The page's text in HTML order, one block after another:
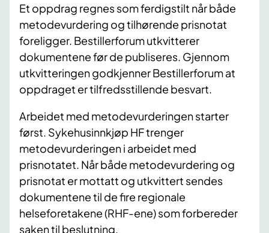
Et oppdrag regnes som ferdigstilt når både
metodevurdering og tilhørende prisnotat
foreligger. Bestillerforum utkvitterer
dokumentene før de publiseres. Gjennom
utkvitteringen godkjenner Bestillerforum at
oppdraget er tilfredsstillende besvart.
Arbeidet med metodevurderingen starter
først. Sykehusinnkjøp HF trenger
metodevurderingen i arbeidet med
prisnotatet. Når både metodevurdering og
prisnotat er mottatt og utkvittert sendes
dokumentene til de fire regionale
helseforetakene (RHF-ene) som forbereder
saken til beslutning.